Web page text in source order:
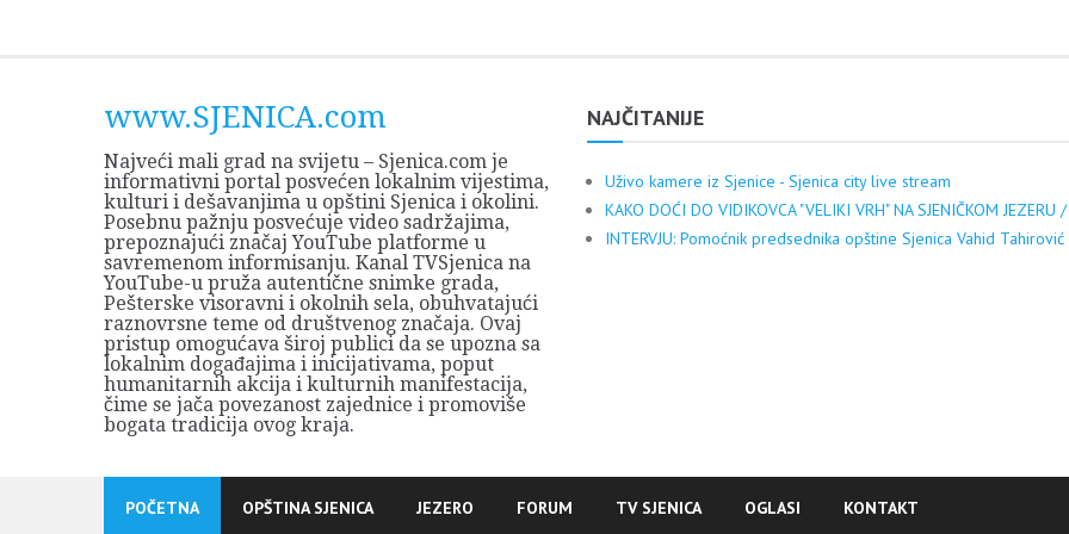
www.SJENICA.com
Najveći mali grad na svijetu – Sjenica.com je
informativni portal posvećen lokalnim vijestima,
kulturi i dešavanjima u opštini Sjenica i okolini.
Posebnu pažnju posvećuje video sadržajima,
prepoznajući značaj YouTube platforme u
savremenom informisanju. Kanal TVSjenica na
YouTube-u pruža autentične snimke grada,
Pešterske visoravni i okolnih sela, obuhvatajući
raznovrsne teme od društvenog značaja. Ovaj
pristup omogućava široj publici da se upozna sa
lokalnim događajima i inicijativama, poput
humanitarnih akcija i kulturnih manifestacija,
čime se jača povezanost zajednice i promoviše
bogata tradicija ovog kraja.
NAJČITANIJE
Uživo kamere iz Sjenice - Sjenica city live stream
KAKO DOĆI DO VIDIKOVCA "VELIKI VRH" NA SJENIČKOM
INTERVJU: Pomoćnik predsednika opštine Sjenica Vahid Tahirović
POČETNA OPŠTINA SJENICA JEZERO FORUM TV SJENICA OGLASI KONTAKT